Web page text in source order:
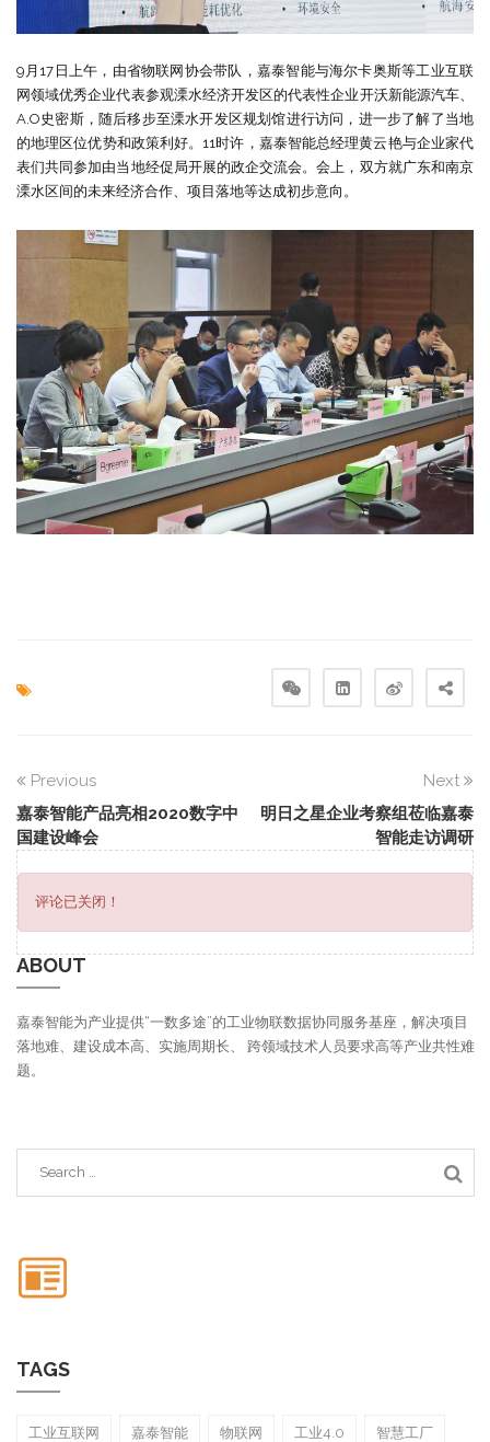
9月17日上午，由省物联网协会带队，嘉泰智能与海尔卡奥斯等工业互联
网领域优秀企业代表参观溧水经济开发区的代表性企业开沃新能源汽车、
A.O史密斯，随后移步至溧水开发区规划馆进行访问，进一步了解了当地
的地理区位优势和政策利好。11时许，嘉泰智能总经理黄云艳与企业家代
表们共同参加由当地经促局开展的政企交流会。会上，双方就广东和南京
溧水区间的未来经济合作、项目落地等达成初步意向。
Previous
嘉泰智能产品亮相2020数字中
国建设峰会
Next
明日之星企业考察组莅临嘉泰
智能走访调研
评论已关闭！
ABOUT
嘉泰智能为产业提供“一数多途”的工业物联数据协同服务基座，解决项目
落地难、建设成本高、实施周期长、 跨领域技术人员要求高等产业共性难
题。
TAGS
工业互联网 嘉泰智能 物联网 工业4.0 智慧工厂